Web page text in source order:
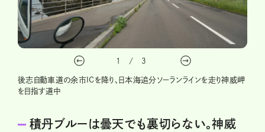
1 / 3
後志自動車道の余市ICを降り、日本海追分ソーランラインを走り神威岬
を目指す道中
積丹ブルーは曇天でも裏切らない。神威